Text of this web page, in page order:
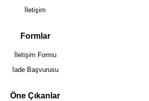
İletişim
Formlar
İletişim Formu
İade Başvurusu
Öne Çıkanlar